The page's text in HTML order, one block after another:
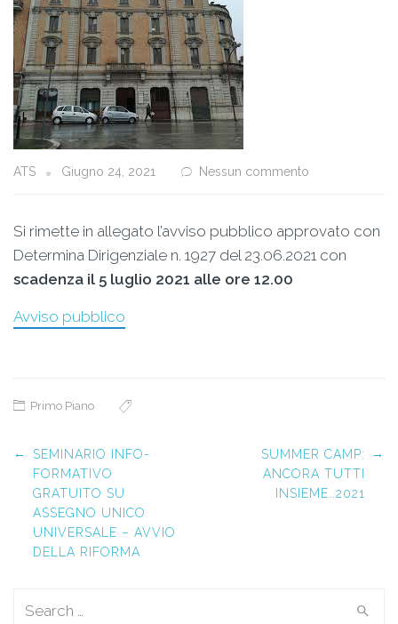
ATS Giugno 24, 2021 Nessun commento
Si rimette in allegato l’avviso pubblico approvato con
Determina Dirigenziale n. 1927 del 23.06.2021 con
scadenza il 5 luglio 2021 alle ore 12.00
Avviso pubblico
Primo Piano
Post navigation
←
SEMINARIO INFO-
FORMATIVO
GRATUITO SU
ASSEGNO UNICO
UNIVERSALE – AVVIO
DELLA RIFORMA
SUMMER CAMP:
ANCORA TUTTI
INSIEME…2021
→